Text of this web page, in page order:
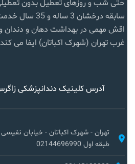
حتی شب و روزهای تعطیل بدون
سابقه درخشان 3
اقش مهمی در بهداشت دهان و دندان
غرب تهران (شهرک اکباتان) ایفا می کند
آدرس کلینیک دندانپزشکی
طبقه اول 02144696990